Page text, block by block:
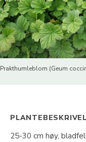
Prakthumleblom (Geum
25-30 cm høy,